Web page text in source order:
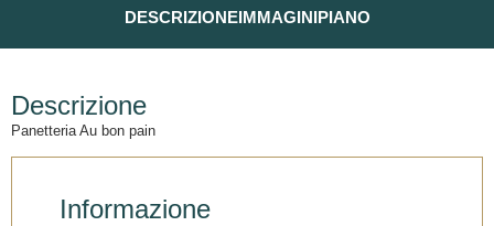
DESCRIZIONEIMMAGINIPIANO
Descrizione
Panetteria Au bon pain
Informazione